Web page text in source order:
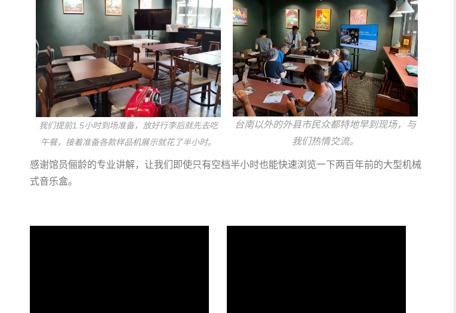
我们提前1.5小时到场准备，放好行李后就先去吃
午餐，接着准备各款样品机展示就花了半小时。
台南以外的外县市民众都特地早到现场，与
我们热情交流。
感谢馆员俪龄的专业讲解，让我们即使只有空档半小时也能快速浏览一下两百年前的大型机械
式音乐盒。